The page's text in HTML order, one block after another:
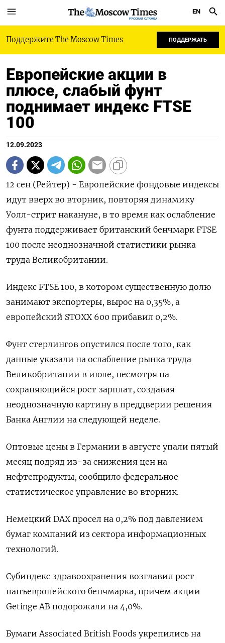
РУССКАЯ СЛУЖБА
EN
Поддержите The Moscow Times ПОДДЕРЖАТЬ
Европейские акции в
плюсе, слабый фунт
поднимает индекс FTSE
100
12.09.2023
12 сен (Рейтер) - Европейские фондовые индексы
идут вверх во вторник, повторяя динамику
Уолл-стрит накануне, в то время как ослабление
фунта поддерживает британский бенчмарк FTSE
100 после неоднозначной статистики рынка
труда Великобритании.
Индекс FTSE 100, в котором существенную долю
занимают экспортеры, вырос на 0,35%, а
европейский STOXX 600 прибавил 0,2%.
Фунт стерлингов опустился после того, как
данные указали на ослабление рынка труда
Великобритании в июле, несмотря на
сохраняющийся рост зарплат, создавая
неоднозначную картину в преддверии решения
Банка Англии на следующей неделе.
Оптовые цены в Германии в августе упали пятый
месяц подряд из-за снижения цен на
нефтепродукты, сообщило федеральное
статистическое управление во вторник.
Немецкий DAX просел на 0,2% под давлением
бумаг компаний из сектора информационных
технологий.
Субиндекс здравоохранения возглавил рост
панъевропейского бенчмарка, причем акции
Getinge AB подорожали на 4,0%.
Бумаги Associated British Foods укрепились на